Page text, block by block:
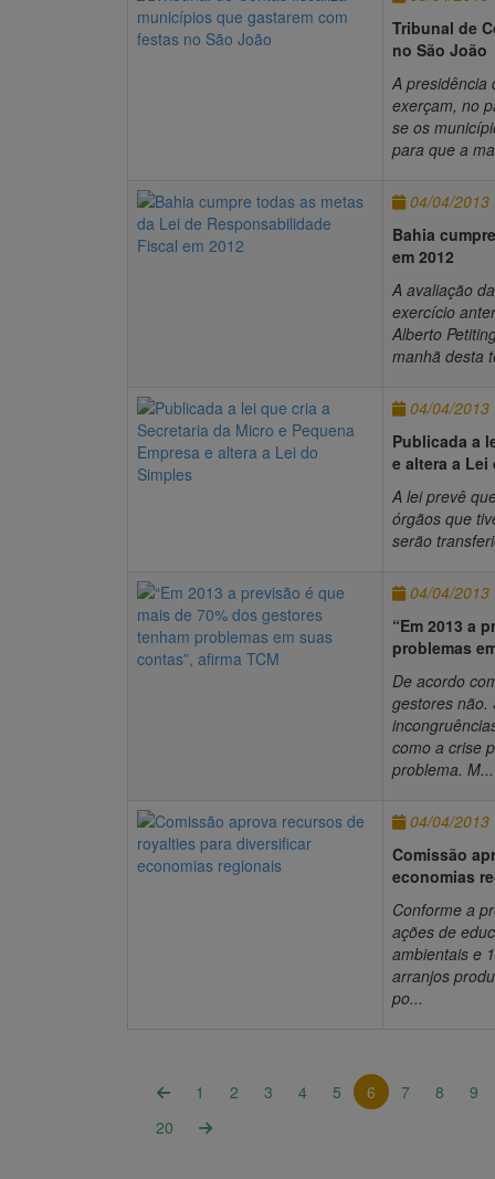
Tribunal de
no São João
A presidência
exerçam, no
se os
para que a
04/04/2013
Bahia
em 2012
A avaliação
exercício
Alberto
manhã desta
04/04/2013
Publicada a
e altera a Lei
A lei prevê
órgãos que
serão
04/04/2013
“Em 2013 a
problemas
De acordo
gestores não.
como a crise
problema. M...
04/04/2013
Comissão
economias
Conforme a
ações de
ambientais e
arranjos
po...
1 2 3 4 5 6 (current)
7 8
9
20